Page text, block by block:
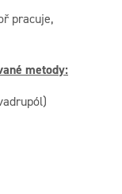
pracuje,
metody: